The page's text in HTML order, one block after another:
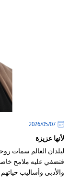
07‏/05‏/2026
لأنها عزيزة
لبلدان العالم سمات
فتضفي عليه ملامح
والأدبي وأساليب